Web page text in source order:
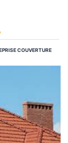
COUVERTURE